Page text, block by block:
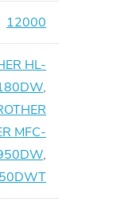
12000
HL-
,
MFC-
,